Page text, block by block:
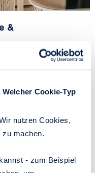
Cookie-Typ
nutzen Cookies,
zu machen.
- zum Beispiel
&
Situationen
das du